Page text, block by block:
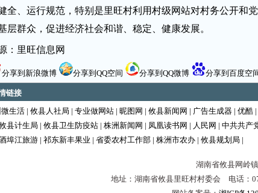
全、运行规范，特别是里旺村利用村级网站对村务公开和
层群众，促进经济社会和谐、稳定、健康发展。
：里旺信息网
分享到新浪微博 分享到QQ空间 分享到QQ微博 分享到百度空
链接
生活 | 攸县人社局 | 专业做网站 | 昵图网 | 攸县新闻网 | 广告生成器 | 优酷 |
县计生局 | 攸县卫生防疫站 | 株洲新闻网 | 凤凰读书网 | 人民网 | 中共共产
埠江旅游 | 祁东新丰果业 | 省委农村工作部 | 株洲市农办 | 攸县规划局 |
湖南省攸县网岭
地址：湖南省攸县里旺村村委会 电话